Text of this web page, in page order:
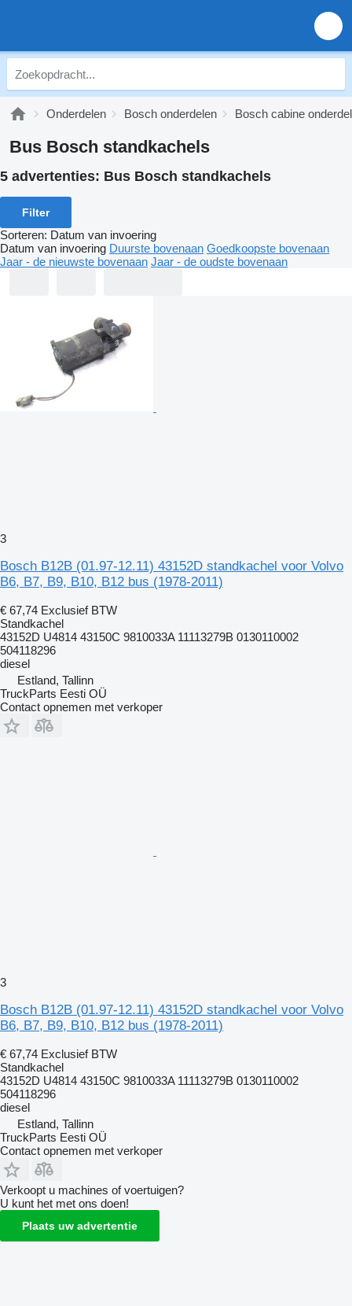
Onderdelen Bosch onderdelen Bosch cabine
Bus Bosch standkachels
5 advertenties: Bus Bosch standkachels
Filter
Sorteren: Datum van invoering
Datum van invoering Duurste bovenaan Goedkoopste bovenaan
Jaar - de nieuwste bovenaan Jaar - de oudste bovenaan
3
Bosch B12B (01.97-12.11) 43152D standkachel voor Volvo
B6, B7, B9, B10, B12 bus (1978-2011)
€ 67,74 Exclusief BTW
Standkachel
43152D U4814 43150C 9810033A 11113279B 0130110002
504118296
diesel
Estland, Tallinn
TruckParts Eesti OÜ
Contact opnemen met verkoper
3
Bosch B12B (01.97-12.11) 43152D standkachel voor Volvo
B6, B7, B9, B10, B12 bus (1978-2011)
€ 67,74 Exclusief BTW
Standkachel
43152D U4814 43150C 9810033A 11113279B 0130110002
504118296
diesel
Estland, Tallinn
TruckParts Eesti OÜ
Contact opnemen met verkoper
Verkoopt u machines of voertuigen?
U kunt het met ons doen!
Plaats uw advertentie